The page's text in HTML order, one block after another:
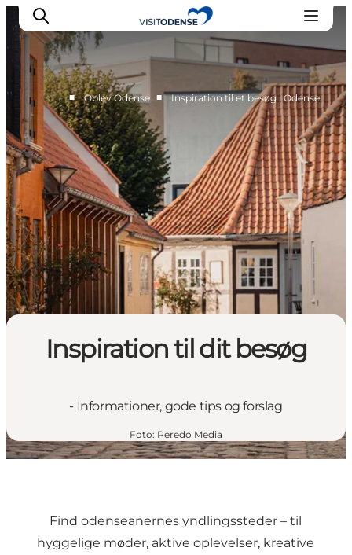
Oplev Odense
Det sker i Odense
Planlæg din tur
Inspiration
… ■ Oplev Odense ■ Inspiration til et besøg i Odense
Inspiration til dit besøg
- Informationer, gode tips og forslag
Foto: Peredo Media
Find odenseanernes yndlingssteder – til
hyggelige møder, aktive oplevelser, kreative